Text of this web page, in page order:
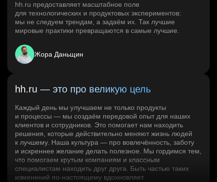
hh.ru предоставляет масштабное поле
для технологических и продуктовых экспериментов:
мы не следуем трендам, а задаём их. Так лучшие
мировые практики превращаются в самые лучшие.
Жора Даньщин
hh.ru — это про великую цель
Каждый день мы улучшаем не только продукты
и процессы — мы создаём передовой опыт для наших
клиентов и сотрудников. Это помогает нам находить
решения, которые действительно меняют жизнь людей
к лучшему. Наша культура — про вовлечённость, заботу
и искреннее желание делать полезное. Мы гордимся тем,
что помогаем крутым компаниям и классным
специалистам находить друг друга. Быть частью таких
изменений по‑настоящему вдохновляет.